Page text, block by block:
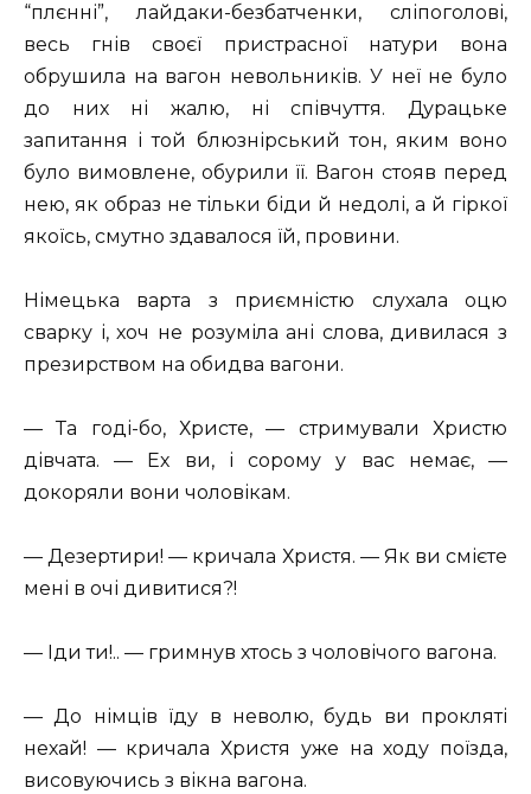
“плєнні”, лайдаки-безбатченки, сліпоголові,
весь гнів своєї пристрасної натури вона
обрушила на вагон невольників. У неї не було
до них ні жалю, ні співчуття. Дурацьке
запитання і той блюзнірський тон, яким воно
було вимовлене, обурили її. Вагон стояв перед
нею, як образ не тільки біди й недолі, а й гіркої
якоїсь, смутно здавалося їй, провини.
Німецька варта з приємністю слухала оцю
сварку і, хоч не розуміла ані слова, дивилася з
презирством на обидва вагони.
— Та годі-бо, Христе, — стримували Христю
дівчата. — Ех ви, і сорому у вас немає, —
докоряли вони чоловікам.
— Дезертири! — кричала Христя. — Як ви смієте
мені в очі дивитися?!
— Іди ти!.. — гримнув хтось з чоловічого вагона.
— До німців їду в неволю, будь ви прокляті
нехай! — кричала Христя уже на ходу поїзда,
висовуючись з вікна вагона.